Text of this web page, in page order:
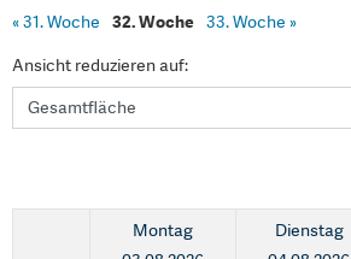
«31. Woche 32. Woche 33. Woche »
Ansicht reduzieren auf:
Montag
Dienstag